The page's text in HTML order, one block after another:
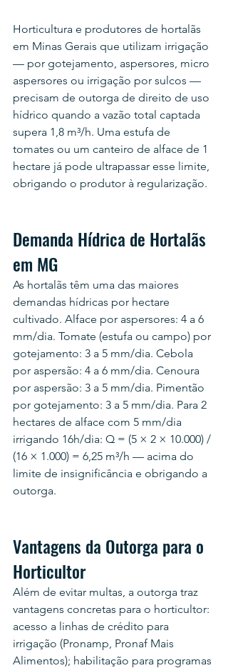
Horticultura e produtores de hortalãs
em Minas Gerais que utilizam irrigação
— por gotejamento, aspersores, micro
aspersores ou irrigação por sulcos —
precisam de outorga de direito de uso
hídrico quando a vazão total captada
supera 1,8 m³/h. Uma estufa de
tomates ou um canteiro de alface de 1
hectare já pode ultrapassar esse limite,
obrigando o produtor à regularização.
Demanda Hídrica de Hortalãs
em MG
As hortalãs têm uma das maiores
demandas hídricas por hectare
cultivado. Alface por aspersores: 4 a 6
mm/dia. Tomate (estufa ou campo) por
gotejamento: 3 a 5 mm/dia. Cebola
por aspersão: 4 a 6 mm/dia. Cenoura
por aspersão: 3 a 5 mm/dia. Pimentão
por gotejamento: 3 a 5 mm/dia. Para 2
hectares de alface com 5 mm/dia
irrigando 16h/dia: Q = (5 × 2 × 10.000) /
(16 × 1.000) = 6,25 m³/h — acima do
limite de insignificância e obrigando a
outorga.
Vantagens da Outorga para o
Horticultor
Além de evitar multas, a outorga traz
vantagens concretas para o horticultor:
acesso a linhas de crédito para
irrigação (Pronamp, Pronaf Mais
Alimentos); habilitação para programas